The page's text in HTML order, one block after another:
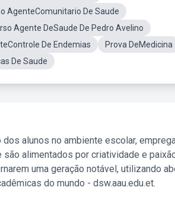
AgenteComunitario De Saude
Agente DeSaude De Pedro Avelino
De Endemias
Prova DeMedicina
De Saude
alunos no ambiente escolar,
alimentados por criatividade e
uma geração notável, utilizando
do mundo - dsw.aau.edu.et.